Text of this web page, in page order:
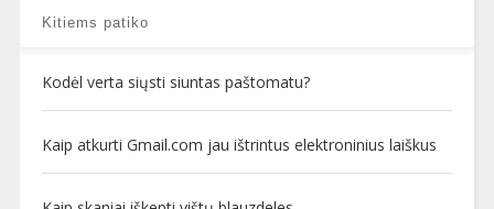
Kitiems patiko
Kodėl verta siųsti siuntas paštomatu?
Kaip atkurti Gmail.com jau ištrintus elektroninius laiškus